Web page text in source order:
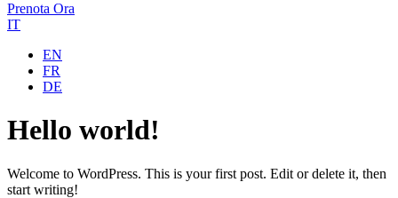
Prenota Ora
IT
EN
FR
DE
Hello world!
Welcome to WordPress. This is your first post. Edit or delete it, then
start writing!